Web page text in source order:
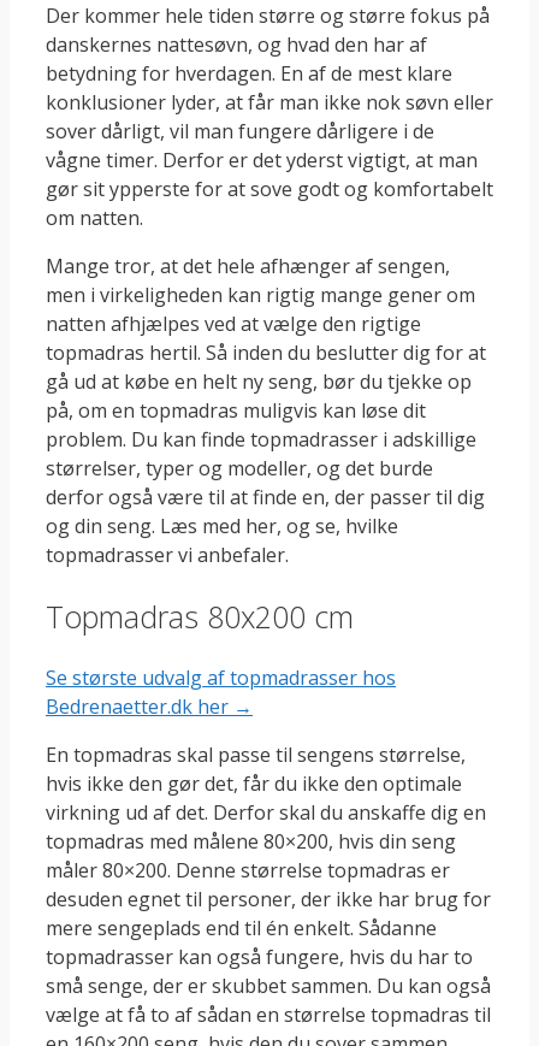
Der kommer hele tiden større og større fokus på
danskernes nattesøvn, og hvad den har af
betydning for hverdagen. En af de mest klare
konklusioner lyder, at får man ikke nok søvn eller
sover dårligt, vil man fungere dårligere i de
vågne timer. Derfor er det yderst vigtigt, at man
gør sit ypperste for at sove godt og komfortabelt
om natten.
Mange tror, at det hele afhænger af sengen,
men i virkeligheden kan rigtig mange gener om
natten afhjælpes ved at vælge den rigtige
topmadras hertil. Så inden du beslutter dig for at
gå ud at købe en helt ny seng, bør du tjekke op
på, om en topmadras muligvis kan løse dit
problem. Du kan finde topmadrasser i adskillige
størrelser, typer og modeller, og det burde
derfor også være til at finde en, der passer til dig
og din seng. Læs med her, og se, hvilke
topmadrasser vi anbefaler.
Topmadras 80x200 cm
Se største udvalg af topmadrasser hos
Bedrenaetter.dk her →
En topmadras skal passe til sengens størrelse,
hvis ikke den gør det, får du ikke den optimale
virkning ud af det. Derfor skal du anskaffe dig en
topmadras med målene 80×200, hvis din seng
måler 80×200. Denne størrelse topmadras er
desuden egnet til personer, der ikke har brug for
mere sengeplads end til én enkelt. Sådanne
topmadrasser kan også fungere, hvis du har to
små senge, der er skubbet sammen. Du kan også
vælge at få to af sådan en størrelse topmadras til